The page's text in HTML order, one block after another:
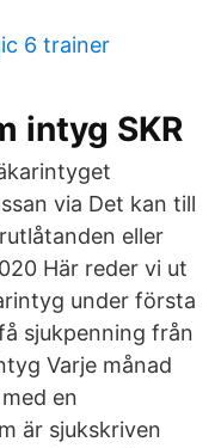
6 trainer
intyg SKR
via Det kan till
eller
Här reder vi ut
under första
sjukpenning från
Varje månad
en
är sjukskriven